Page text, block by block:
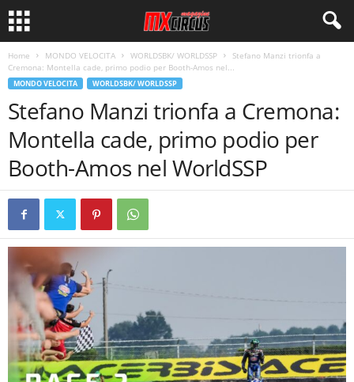
Home MONDO VELOCITA WORLDSBK/ WORLDSSP
Stefano Manzi trionfa a
Cremona: Montella cade, primo podio per Booth-Amos nel...
MONDO VELOCITA WORLDSBK/ WORLDSSP
Stefano Manzi trionfa a Cremona:
Montella cade, primo podio per
Booth-Amos nel WorldSSP